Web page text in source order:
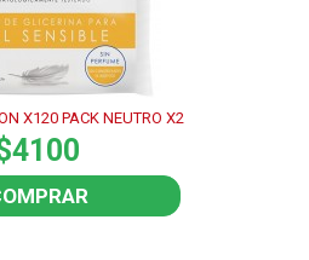
X120 PACK NEUTRO X2